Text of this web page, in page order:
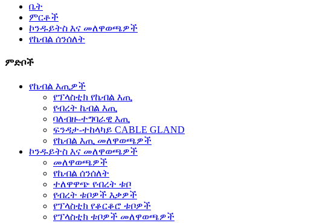
ቤት
ምርቶች
ኮንዱይትስ እና መለዋወጫዎች
የኬብል ሰንሰለት
ምድቦች
የኬብል እጢዎች
የፕላስቲክ የኬብል እጢ
የብረት ኬብል እጢ
ባለብዙ-ተግባራዊ እጢ
ፍንዳታ-ተከላካይ CABLE GLAND
የኬብል እጢ መለዋወጫዎች
ኮንዱይትስ እና መለዋወጫዎች
መለዋወጫዎች
የኬብል ሰንሰለት
ተለዋዋጭ የብረት ቱቦ
የብረት ቱቦዎች እቃዎች
የፕላስቲክ የቆርቆሮ ቱቦዎች
የፕላስቲክ ቱቦዎች መለዋወጫዎች